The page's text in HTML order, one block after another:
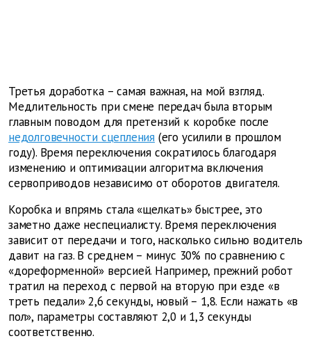
Третья доработка – самая важная, на мой взгляд.
Медлительность при смене передач была вторым
главным поводом для претензий к коробке после
недолговечности сцепления (его усилили в прошлом
году). Время переключения сократилось благодаря
изменению и оптимизации алгоритма включения
сервоприводов независимо от оборотов двигателя.
Коробка и впрямь стала «щелкать» быстрее, это
заметно даже неспециалисту. Время переключения
зависит от передачи и того, насколько сильно водитель
давит на газ. В среднем – минус 30% по сравнению с
«дореформенной» версией. Например, прежний робот
тратил на переход с первой на вторую при езде «в
треть педали» 2,6 секунды, новый – 1,8. Если нажать «в
пол», параметры составляют 2,0 и 1,3 секунды
соответственно.